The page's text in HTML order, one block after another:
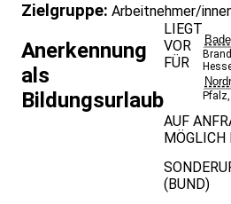
Zielgruppe: Arbeitnehmer/
Anerkennung
als
Bildungsurlaub
LIEGT
VOR
FÜR
Pfalz,
AUF
MÖGLICH
(BUND)